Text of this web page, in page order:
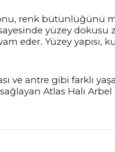
renk bütünlüğünü
yüzey
Yüzey yapısı,
ve antre gibi farklı
Atlas Halı